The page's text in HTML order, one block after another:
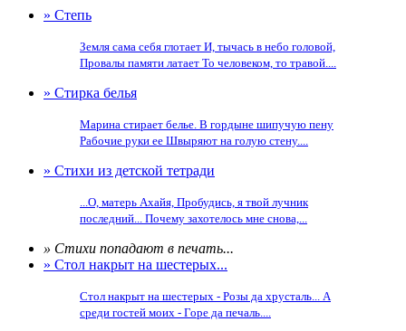
» Степь
Земля сама себя глотает И, тычась в небо головой,
Провалы памяти латает То человеком, то травой....
» Стирка белья
Марина стирает белье. В гордыне шипучую пену
Рабочие руки ее Швыряют на голую стену....
» Стихи из детской тетради
...О, матерь Ахайя, Пробудись, я твой лучник
последний... Почему захотелось мне снова,...
» Стихи попадают в печать...
» Стол накрыт на шестерых...
Стол накрыт на шестерых - Розы да хрусталь... А
среди гостей моих - Горе да печаль....